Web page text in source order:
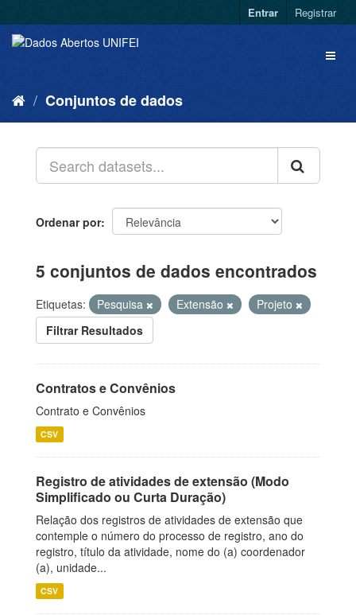
Entrar Registrar
Conjuntos de dados
Ordenar por
5 conjuntos de dados encontrados
Etiquetas: Pesquisa Extensão
Projeto
Filtrar Resultados
Contratos e Convênios
Contrato e Convênios
CSV
Registro de atividades de extensão (Modo
Simplificado ou Curta Duração)
Relação dos registros de atividades de extensão que
contemple o número do processo de registro, ano do
registro, título da atividade, nome do (a) coordenador
(a), unidade...
CSV